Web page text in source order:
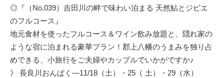
◎『（No.039）吉田川の畔で味わい泊まる 天然鮎とジビエ
のフルコース』
地元食材を使ったフルコース＆ワイン飲み放題と、隠れ家の
ような宿に泊まれる豪華プラン！郡上八幡のうまみを独り占
めできる、小旅行をご夫婦やカップルでいかがですか♪
》 長良川おんぱく―11/18（土）・25（ 土）・29（水）